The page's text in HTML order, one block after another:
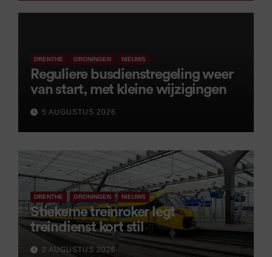
DRENTHE GRONINGEN NIEUWS
Reguliere busdienstregeling weer
van start, met kleine wijzigingen
5 AUGUSTUS 2026
DRENTHE GRONINGEN NIEUWS
Stiekeme treinroker legt
treindienst kort stil
2 AUGUSTUS 2026